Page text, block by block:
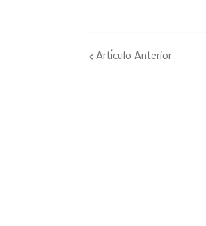
Artículo Anterior